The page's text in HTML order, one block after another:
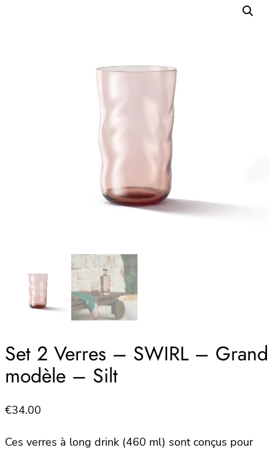
Set 2 Verres – SWIRL – Grand
modèle – Silt
€34.00
Ces verres à long drink (460 ml) sont conçus pour